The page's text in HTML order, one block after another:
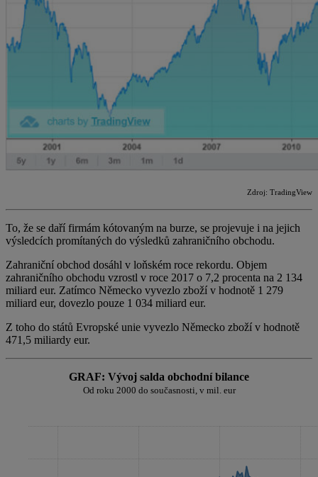
Zdroj: TradingView
To, že se daří firmám kótovaným na burze, se projevuje i na jejich
výsledcích promítaných do výsledků zahraničního obchodu.
Zahraniční obchod dosáhl v loňském roce rekordu. Objem
zahraničního obchodu vzrostl v roce 2017 o 7,2 procenta na 2 134
miliard eur. Zatímco Německo vyvezlo zboží v hodnotě 1 279
miliard eur, dovezlo pouze 1 034 miliard eur.
Z toho do států Evropské unie vyvezlo Německo zboží v hodnotě
471,5 miliardy eur.
GRAF: Vývoj salda obchodní bilance
Od roku 2000 do současnosti, v mil. eur